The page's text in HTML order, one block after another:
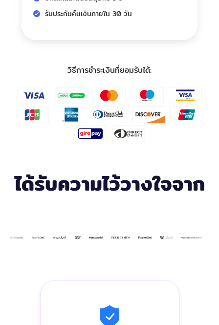
รับประกันคืนเงินภายใน 30 วัน
วิธีการชำระเงินที่ยอมรับได้:
ได้รับความไว้วางใจจาก